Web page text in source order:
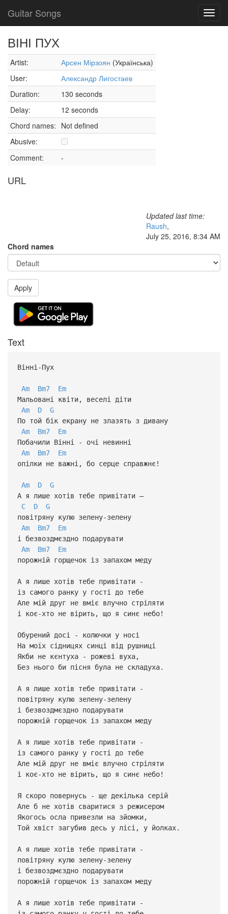
Guitar Songs
ВІНІ ПУХ
Artist: Арсен Мірзоян (Українська)
User:
Александр Лигостаев
Duration:
130 seconds
Delay:
12 seconds
Chord names: Not defined
Abusive:
Comment:
-
URL
Updated last time:
Raush,
July 25, 2016, 8:34 AM
Chord names
Apply
Text
Вінні-Пух
Am Bm7
Em
Мальовані квіти, веселі діти
Am
D
G
По той бік екрану не злазять з дивану
Am
Bm7
Em
Побачили Вінні - очі невинні
Am
Bm7
Em
опілки не важні, бо серце справжнє!
Am D
G
А я лише хотів тебе привітати –
C
D
G
повітряну кулю зелену-зелену
Am
Bm7
Em
і безвоздмєздно подарувати
Am
Bm7
Em
порожній горщечок із запахом меду
А я лише хотів тебе привітати -
із самого ранку у гості до тебе
Але мій друг не вміє влучно стріляти
і коє-хто не вірить, що я синє небо!
Обурений досі - колючки у носі
На моїх сідницях синці від рушниці
Якби не кєнтуха - рожеві вуха,
Без нього би пісня була не складуха.
А я лише хотів тебе привітати -
повітряну кулю зелену-зелену
і безвоздмєздно подарувати
порожній горщечок із запахом меду
А я лише хотів тебе привітати -
із самого ранку у гості до тебе
Але мій друг не вміє влучно стріляти
і коє-хто не вірить, що я синє небо!
Я скоро повернусь - ще декілька серій
Але б не хотів сваритися з режисером
Якогось осла привезли на зйомки,
Той хвіст загубив десь у лісі, у йолках.
А я лише хотів тебе привітати -
повітряну кулю зелену-зелену
і безвоздмєздно подарувати
порожній горщечок із запахом меду
А я лише хотів тебе привітати -